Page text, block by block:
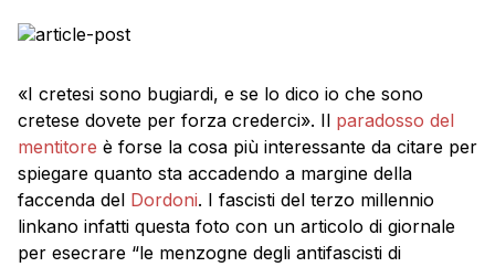
per esecrare […]
«I cretesi sono bugiardi, e se lo dico io che sono
cretese dovete per forza crederci». Il paradosso del
mentitore è forse la cosa più interessante da citare per
spiegare quanto sta accadendo a margine della
faccenda del Dordoni. I fascisti del terzo millennio
linkano infatti questa foto con un articolo di giornale
per esecrare “le menzogne degli antifascisti di